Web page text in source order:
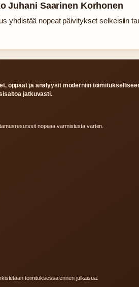
Juhani Saarinen Korhonen
yhdistää nopeat päivitykset selkeisiin
oppaat ja analyysit moderniin
jatkuvasti.
nopeaa varmistusta varten.
toimituksessa ennen julkaisua.